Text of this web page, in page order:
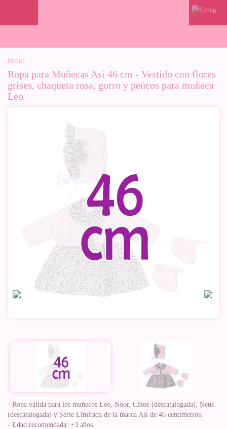
0
INICIO >
Ropa para Muñecas Así 46 cm - Vestido con flores
grises, chaqueta rosa, gorro y peúcos para muñeca
Leo
- Ropa válida para los muñecos Leo, Noor, Chloe (descatalogada), Neus
(descatalogada) y Serie Limitada de la marca Así de 46 centímetros.
- Edad recomendada: +3 años.